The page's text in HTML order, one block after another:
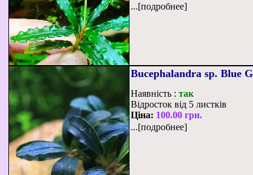
...[подробнее]
Bucephalandra sp. Blue
Наявність :так
Відросток від 5 листків
Ціна: 100.00 грн.
...[подробнее]